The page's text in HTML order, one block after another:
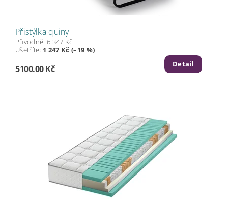
Přistýlka quiny
Původně: 6 347 Kč
Ušetříte: 1 247 Kč (–19 %)
5100.00 Kč Detail